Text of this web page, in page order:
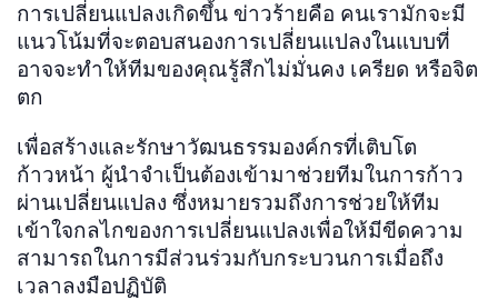
การเปลี่ยนแปลงเกิดขึ้น ข่าวร้ายคือ คนเรามักจะมี
แนวโน้มที่จะตอบสนองการเปลี่ยนแปลงในแบบที่
อาจจะทำให้ทีมของคุณรู้สึกไม่มั่นคง เครียด หรือจิต
ตก
เพื่อสร้างและรักษาวัฒนธรรมองค์กรที่เติบโต
ก้าวหน้า ผู้นำจำเป็นต้องเข้ามาช่วยทีมในการก้าว
ผ่านเปลี่ยนแปลง ซึ่งหมายรวมถึงการช่วยให้ทีม
เข้าใจกลไกของการเปลี่ยนแปลงเพื่อให้มีขีดความ
สามารถในการมีส่วนร่วมกับกระบวนการเมื่อถึง
เวลาลงมือปฏิบัติ